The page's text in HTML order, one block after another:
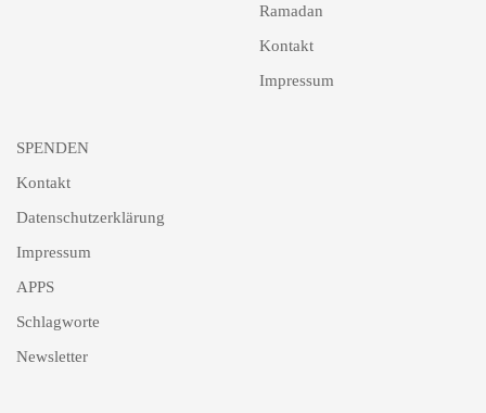
Ramadan
Kontakt
Impressum
SPENDEN
Kontakt
Datenschutzerklärung
Impressum
APPS
Schlagworte
Newsletter